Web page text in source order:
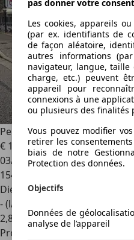
Peugeot 30081.5 BLUEHDI
€ 10 5001
03/2021
154 846 km
Diesel
- (l/100 km)
2,8
Professionnel
pas donner votre
Les cookies, appareils
(par ex. identifiants de
de façon aléatoire,
autres informations
navigateur, langue, taille
charge, etc.) peuvent
appareil pour
connexions à une
ou plusieurs des finalités
Vous pouvez modifier
retirer les
biais de notre
Protection des données.
Objectifs
Données de
analyse de l’appareil